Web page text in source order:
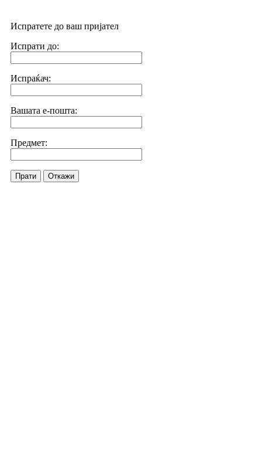
Испратете до ваш пријател
Испрати до:
Испраќач:
Вашата е-пошта:
Предмет:
Прати Откажи